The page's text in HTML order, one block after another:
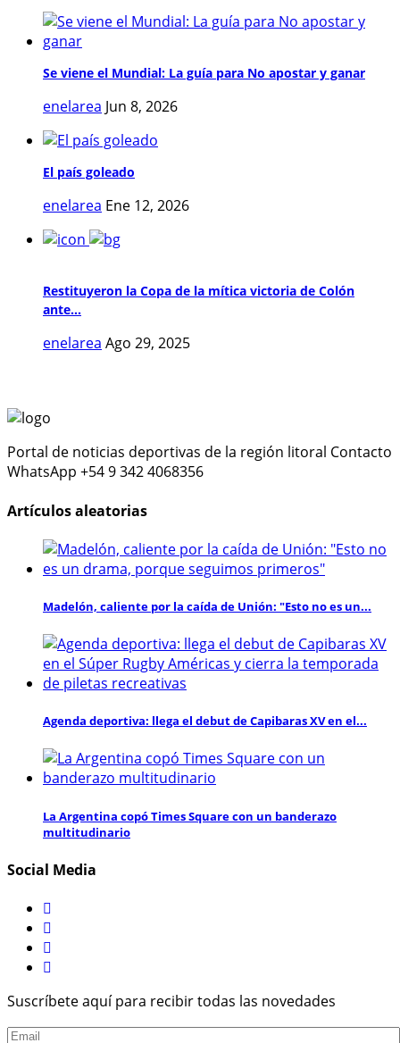
Se viene el Mundial: La guía para No apostar y ganar
enelarea Jun 8, 2026
El país goleado
enelarea Ene 12, 2026
Restituyeron la Copa de la mítica victoria de Colón
ante...
enelarea Ago 29, 2025
Portal de noticias deportivas de la región litoral Contacto
WhatsApp +54 9 342 4068356
Artículos aleatorias
Madelón, caliente por la caída de Unión: "Esto no es un...
Agenda deportiva: llega el debut de Capibaras XV en el...
La Argentina copó Times Square con un banderazo
multitudinario
Social Media
Suscríbete aquí para recibir todas las novedades